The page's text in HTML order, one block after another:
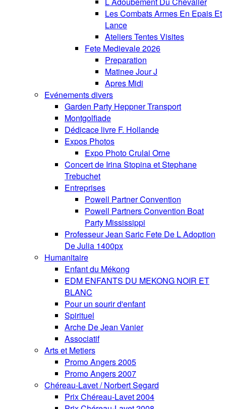
Les Combats Armes En Epais Et
Lance
Ateliers Tentes Visites
Fete Medievale 2026
Preparation
Matinee Jour J
Apres Midi
Evénements divers
Garden Party Heppner Transport
Montgolfiade
Dédicace livre F. Hollande
Expos Photos
Expo Photo Crulai Orne
Concert de Irina Stopina et Stephane
Trebuchet
Entreprises
Powell Partner Convention
Powell Partners Convention Boat
Party Mississippi
Professeur Jean Saric Fete De L Adoption
De Julia 1400px
Humanitaire
Enfant du Mékong
EDM ENFANTS DU MEKONG NOIR ET
BLANC
Pour un sourir d'enfant
Spirituel
Arche De Jean Vanier
Associatif
Arts et Metiers
Promo Angers 2005
Promo Angers 2007
Chéreau-Lavet / Norbert Segard
Prix Chéreau-Lavet 2004